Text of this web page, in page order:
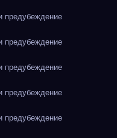
предубеждение
предубеждение
предубеждение
предубеждение
предубеждение